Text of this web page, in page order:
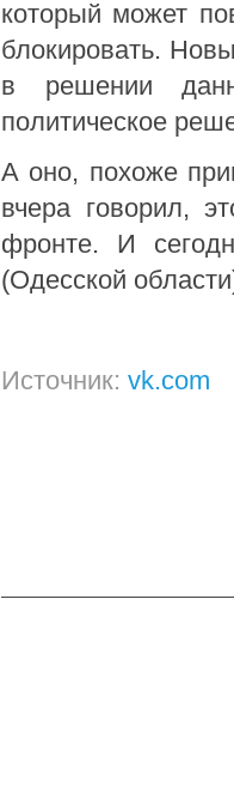
который может
блокировать.
в решении
политическое
А оно, похоже
вчера говорил,
фронте. И
(Одесской
Источник: vk.com